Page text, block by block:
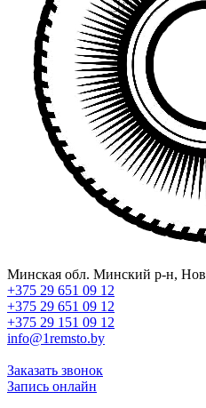
Минская обл. Минский р-н,
+375 29 651 09 12
+375 29 651 09 12
+375 29 151 09 12
info@1remsto.by
Заказать звонок
Запись онлайн